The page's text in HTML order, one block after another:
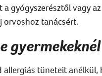
gyógyszerésztől vagy
orvoshoz tanácsért.
gyermekeknél
allergiás tüneteit anélkül,